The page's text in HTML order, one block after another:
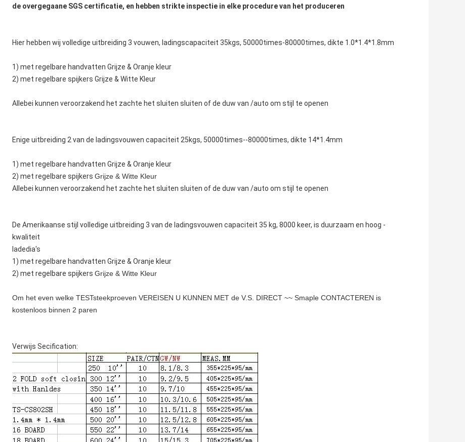
de overgegaane SGS certificatie, en hebben strikte inspectie in elke procedure van het produceren
Hier hebben wij volledige uitbreiding 3 vouwen, ladingscapaciteit 35kgs, 50000times-80000times, dikte 1.0*1.4*1.8mm
1) met regelbare handvatten Grijze & Oranje kleur
2) met regelbare spijkers Grijze & Witte Kleur
Allebei kunnen veroorzakend het zachte het sluiten sluiten of de duw van /auto om stijl te openen
Enige uitbreiding 2 van de ladingsvouwen capaciteit 25kgs, 50000times--80000times, dikte 14*1.4mm
1) met regelbare handvatten Grijze & Oranje kleur
2) met regelbare spijkers Grijze & Witte Kleur
Allebei kunnen veroorzakend het zachte het sluiten sluiten of de duw van /auto om stijl te openen
De Amerikaanse stijl volledige uitbreiding 3 van de ladingsvouwen capaciteit 35 kg, 8000 keer, is duurzaam en hoog -
kwaliteit
ladedia's
1) met regelbare handvatten Grijze & Oranje kleur
2) met regelbare spijkers Grijze & Witte Kleur
Om het even welke TESTsteekproeven VEREISEN U KUNNEN MET de V.S. DIRECT ~~ Smaple CONTACTEREN is
kostenloos binnen 2 paren
Verwijs Secification: